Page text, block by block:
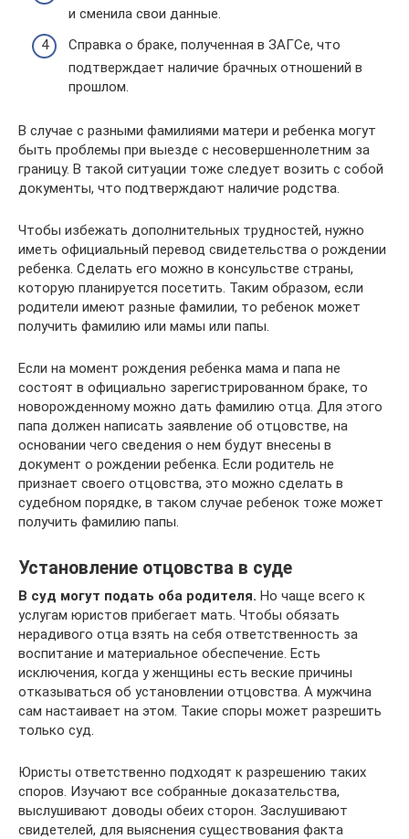
и сменила свои данные.
Справка о браке, полученная в ЗАГСе, что
подтверждает наличие брачных отношений в
прошлом.
В случае с разными фамилиями матери и ребенка могут
быть проблемы при выезде с несовершеннолетним за
границу. В такой ситуации тоже следует возить с собой
документы, что подтверждают наличие родства.
Чтобы избежать дополнительных трудностей, нужно
иметь официальный перевод свидетельства о рождении
ребенка. Сделать его можно в консульстве страны,
которую планируется посетить. Таким образом, если
родители имеют разные фамилии, то ребенок может
получить фамилию или мамы или папы.
Если на момент рождения ребенка мама и папа не
состоят в официально зарегистрированном браке, то
новорожденному можно дать фамилию отца. Для этого
папа должен написать заявление об отцовстве, на
основании чего сведения о нем будут внесены в
документ о рождении ребенка. Если родитель не
признает своего отцовства, это можно сделать в
судебном порядке, в таком случае ребенок тоже может
получить фамилию папы.
Установление отцовства в суде
В суд могут подать оба родителя. Но чаще всего к
услугам юристов прибегает мать. Чтобы обязать
нерадивого отца взять на себя ответственность за
воспитание и материальное обеспечение. Есть
исключения, когда у женщины есть веские причины
отказываться об установлении отцовства. А мужчина
сам настаивает на этом. Такие споры может разрешить
только суд.
Юристы ответственно подходят к разрешению таких
споров. Изучают все собранные доказательства,
выслушивают доводы обеих сторон. Заслушивают
свидетелей, для выяснения существования факта